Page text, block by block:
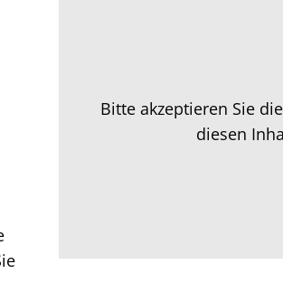
Bitte akzeptieren Sie die
diesen